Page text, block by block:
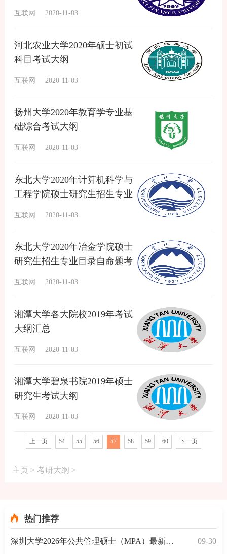
互联网 2020-11-03
河北农业大学2020年硕士初试
科目考试大纲
互联网 2020-11-03
扬州大学2020年教育学专业基
础综合考试大纲
互联网 2020-11-03
东北大学2020年计算机科学与
工程学院硕士研究生招生专业
互联网 2020-11-03
东北大学2020年冶金学院硕士
研究生招生专业目录自命题考
互联网 2020-11-03
湘潭大学各大院校2019年考试
大纲汇总
互联网 2020-11-03
湘潭大学碧泉书院2019年硕士
研究生考试大纲
互联网 2020-11-03
上一页 54 55 56 57 58 59 60 下一页
主页 > 考研大纲 >
热门推荐
深圳大学2026年公共管理硕士（MPA）最新招生信息 09-30